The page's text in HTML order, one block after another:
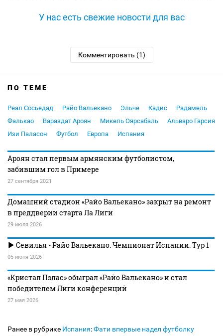
У нас есть свежие новости для вас
Комментировать (1)
ПО ТЕМЕ
Реал Сосьедад Райо Вальекано Эльче Кадис
Радамель
Фалькао
Вараздат Ароян Микель Оярсабаль
Альваро Гарсия
Изи Паласон
Футбол Европа Испания
Ароян стал первым армянским футболистом,
забившим гол в Примере
27 сентября 2021
Домашний стадион «Райо Вальекано» закрыт на ремонт
в преддверии старта Ла Лиги
29 июля 2026
Севилья - Райо Вальекано. Чемпионат Испании. Тур 1
05 июня 2026
«Кристал Пэлас» обыграл «Райо Вальекано» и стал
победителем Лиги конференций
27 мая 2026
Ранее в рубрике Испания:Фати впервые надел футболку